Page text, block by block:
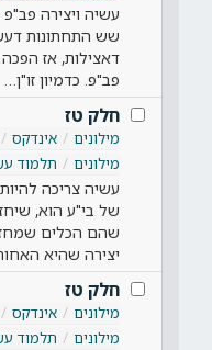
עשיה ויצירה
שש התחתונות
דאצילות, אז
פב"פ. כדמיון זו"ן…
חלק טז
מילונים אינדקס
מילונים
תלמוד
עשיה צריכה
של בי"ע הוא,
שהם הכלים
יצירה שהיא
חלק טז
מילונים אינדקס
מילונים
תלמוד